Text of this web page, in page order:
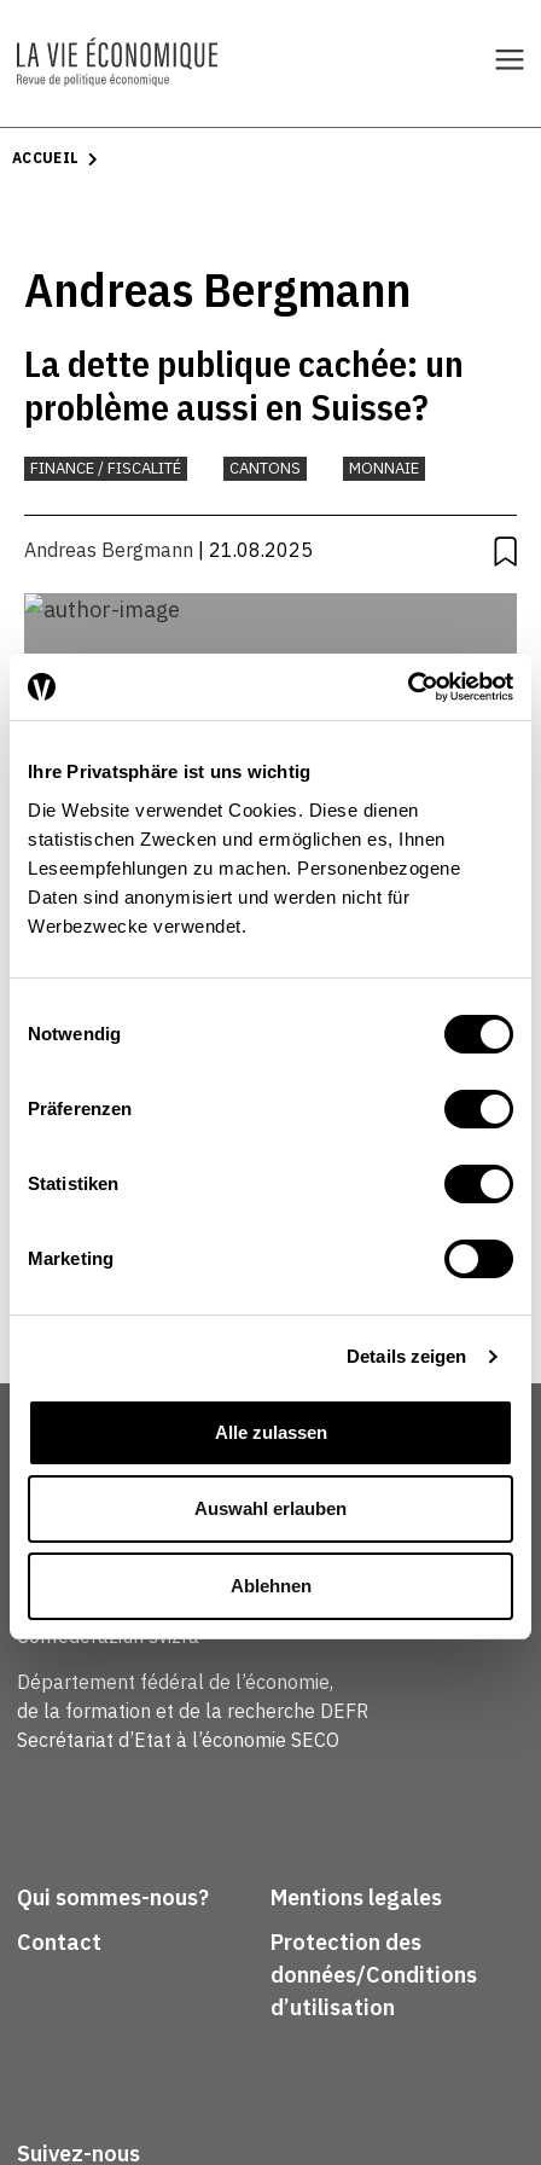
Ihre Privatsphäre ist uns wichtig
Die Website verwendet Cookies. Diese dienen
statistischen Zwecken und ermöglichen es, Ihnen
Leseempfehlungen zu machen. Personenbezogene
Daten sind anonymisiert und werden nicht für
Werbezwecke verwendet.
Notwendig
Präferenzen
Statistiken
Marketing
Details zeigen
Alle zulassen
Auswahl erlauben
Ablehnen
ACCUEIL
Andreas Bergmann
La dette publique cachée: un
problème aussi en Suisse?
FINANCE / FISCALITÉ CANTONS MONNAIE
Andreas Bergmann | 21.08.2025
Professeur de finances publiques, directeur du
Secteur public, Haute école des sciences
Schweizerische Eidgenossenschaft
Confederaziun svizra
Département fédéral de l’économie,
de la formation et de la recherche DEFR
Secrétariat d’Etat à l’économie SECO
Qui sommes-nous?
Contact
Mentions legales
Protection des
données/Conditions
d’utilisation
Suivez-nous